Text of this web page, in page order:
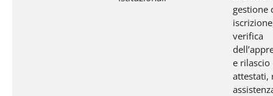
gestione
verifica
e rilascio
attestati,